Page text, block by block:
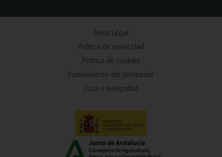
Aviso Legal
Política de privacidad
Política de cookies
Cumplimiento del proveedor
Ética e Integridad